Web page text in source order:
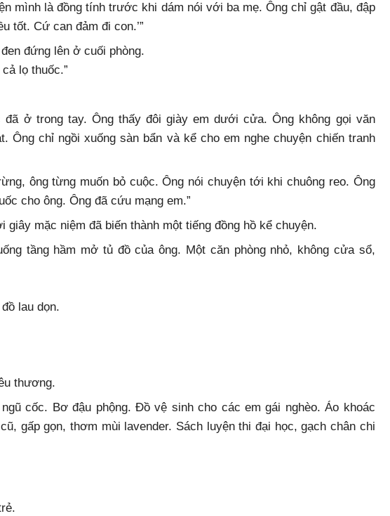
mình là đồng tính trước khi dám nói với ba mẹ. Ông chỉ gật đầu, đập
tốt. Cứ can đảm đi con.’”
đứng lên ở cuối phòng.
lọ thuốc.”
đã ở trong tay. Ông thấy đôi giày em dưới cửa. Ông không gọi văn
Ông chỉ ngồi xuống sàn bẩn và kể cho em nghe chuyện chiến tranh
ông từng muốn bỏ cuộc. Ông nói chuyện tới khi chuông reo. Ông
cho ông. Ông đã cứu mạng em.”
giây mặc niệm đã biến thành một tiếng đồng hồ kể chuyện.
tầng hầm mở tủ đồ của ông. Một căn phòng nhỏ, không cửa sổ,
lau dọn.
thương.
cốc. Bơ đậu phộng. Đồ vệ sinh cho các em gái nghèo. Áo khoác
gấp gọn, thơm mùi lavender. Sách luyện thi đại học, gạch chân chi